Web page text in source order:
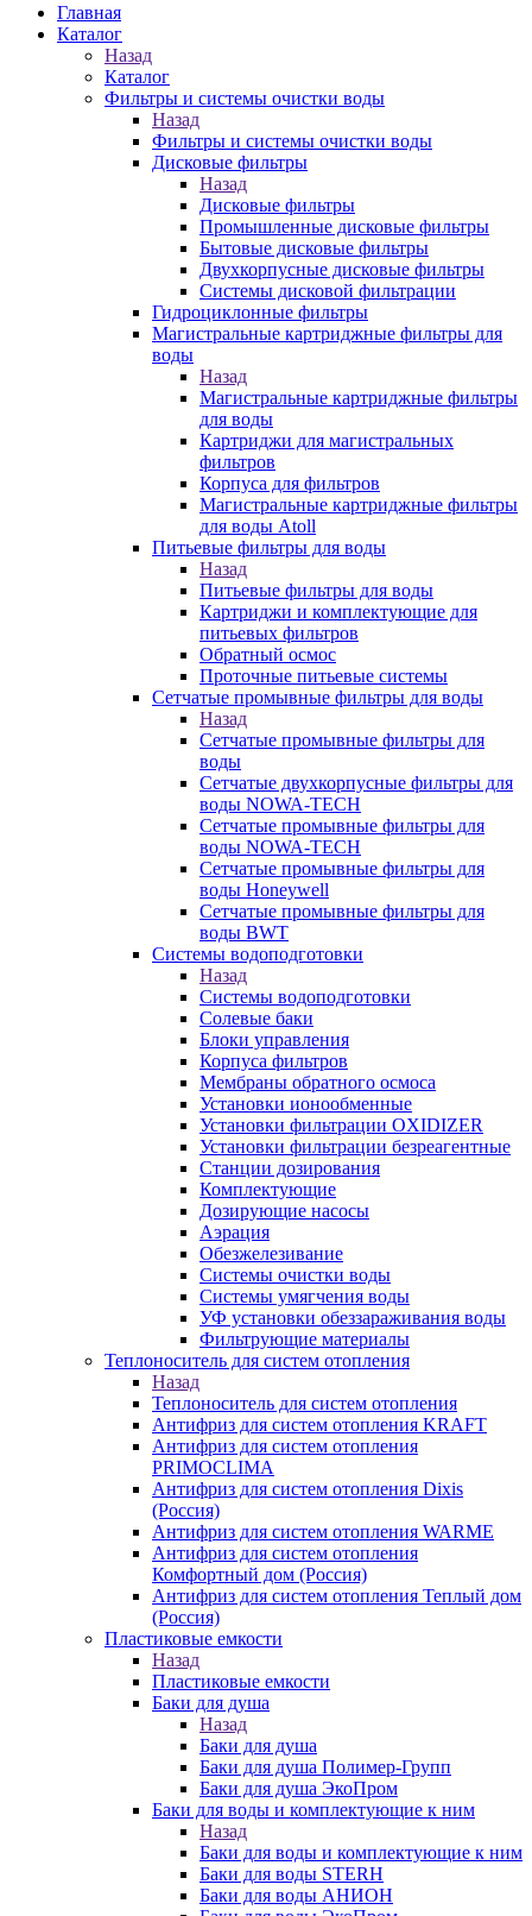
Главная
Каталог
Назад
Каталог
Фильтры и системы очистки воды
Назад
Фильтры и системы очистки воды
Дисковые фильтры
Назад
Дисковые фильтры
Промышленные дисковые фильтры
Бытовые дисковые фильтры
Двухкорпусные дисковые фильтры
Системы дисковой фильтрации
Гидроциклонные фильтры
Магистральные картриджные фильтры для
воды
Назад
Магистральные картриджные фильтры
для воды
Картриджи для магистральных
фильтров
Корпуса для фильтров
Магистральные картриджные фильтры
для воды Atoll
Питьевые фильтры для воды
Назад
Питьевые фильтры для воды
Картриджи и комплектующие для
питьевых фильтров
Обратный осмос
Проточные питьевые системы
Сетчатые промывные фильтры для воды
Назад
Сетчатые промывные фильтры для
воды
Сетчатые двухкорпусные фильтры для
воды NOWA-TECH
Сетчатые промывные фильтры для
воды NOWA-TECH
Сетчатые промывные фильтры для
воды Honeywell
Сетчатые промывные фильтры для
воды BWT
Системы водоподготовки
Назад
Системы водоподготовки
Солевые баки
Блоки управления
Корпуса фильтров
Мембраны обратного осмоса
Установки ионообменные
Установки фильтрации OXIDIZER
Установки фильтрации безреагентные
Станции дозирования
Комплектующие
Дозирующие насосы
Аэрация
Обезжелезивание
Системы очистки воды
Системы умягчения воды
УФ установки обеззараживания воды
Фильтрующие материалы
Теплоноситель для систем отопления
Назад
Теплоноситель для систем отопления
Антифриз для систем отопления KRAFT
Антифриз для систем отопления
PRIMOCLIMA
Антифриз для систем отопления Dixis
(Россия)
Антифриз для систем отопления WARME
Антифриз для систем отопления
Комфортный дом (Россия)
Антифриз для систем отопления Теплый дом
(Россия)
Пластиковые емкости
Назад
Пластиковые емкости
Баки для душа
Назад
Баки для душа
Баки для душа Полимер-Групп
Баки для душа ЭкоПром
Баки для воды и комплектующие к ним
Назад
Баки для воды и комплектующие к ним
Баки для воды STERH
Баки для воды АНИОН